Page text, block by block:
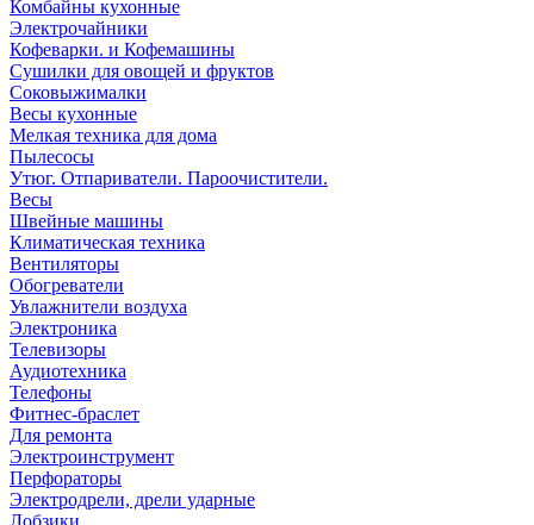
Комбайны кухонные
Электрочайники
Кофеварки. и Кофемашины
Сушилки для овощей и фруктов
Соковыжималки
Весы кухонные
Мелкая техника для дома
Пылесосы
Утюг. Отпариватели. Пароочистители.
Весы
Швейные машины
Климатическая техника
Вентиляторы
Обогреватели
Увлажнители воздуха
Электроника
Телевизоры
Аудиотехника
Телефоны
Фитнес-браслет
Для ремонта
Электроинструмент
Перфораторы
Электродрели, дрели ударные
Лобзики